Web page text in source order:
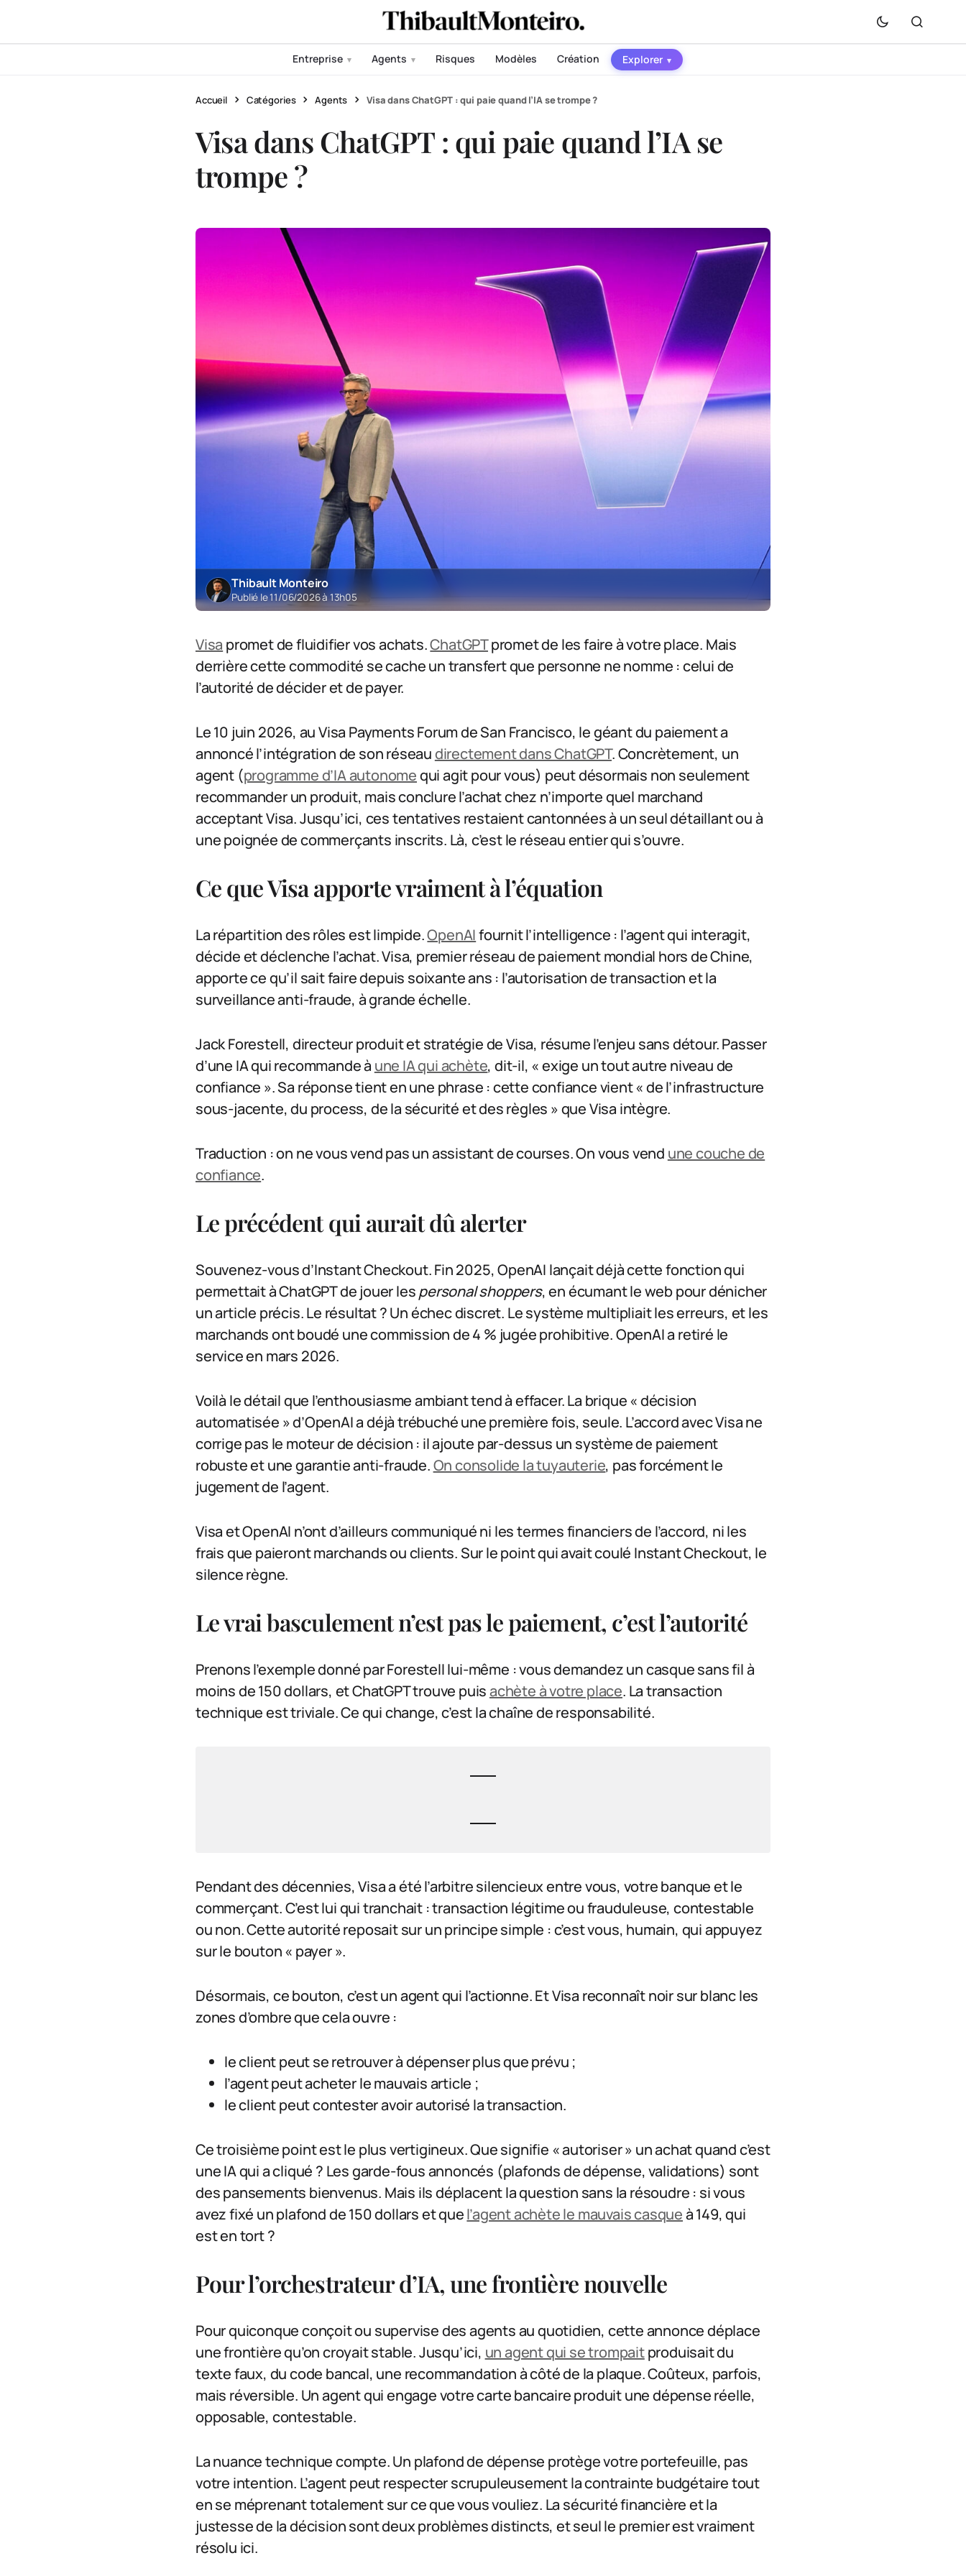
Entreprise ▾ Agents ▾ Risques Modèles Création Explorer ▾
Accueil Catégories Agents Visa dans ChatGPT : qui paie quand l’IA se trompe ?
Visa dans ChatGPT : qui paie quand l’IA se
trompe ?
Thibault Monteiro
Publié le 11/06/2026 à 13h05
Visa promet de fluidifier vos achats.ChatGPTpromet de les faire à votre place. Mais
derrière cette commodité se cache un transfert que personne ne nomme : celui de
l’autorité de décider et de payer.
Le 10 juin 2026, au Visa Payments Forum de San Francisco, le géant du paiement a
annoncé l’intégration de son réseaudirectement dans ChatGPT. Concrètement, un
agent (programme d’IA autonomequi agit pour vous) peut désormais non seulement
recommander un produit, mais conclure l’achat chez n’importe quel marchand
acceptant Visa. Jusqu’ici, ces tentatives restaient cantonnées à un seul détaillant ou à
une poignée de commerçants inscrits. Là, c’est le réseau entier qui s’ouvre.
Ce que Visa apporte vraiment à l’équation
La répartition des rôles est limpide.OpenAIfournit l’intelligence : l’agent qui interagit,
décide et déclenche l’achat. Visa, premier réseau de paiement mondial hors de Chine,
apporte ce qu’il sait faire depuis soixante ans : l’autorisation de transaction et la
surveillance anti-fraude, à grande échelle.
Jack Forestell, directeur produit et stratégie de Visa, résume l’enjeu sans détour. Passer
d’une IA qui recommande à une IA qui achète, dit-il, « exige un tout autre niveau de
confiance ». Sa réponse tient en une phrase : cette confiance vient « de l’infrastructure
sous-jacente, du process, de la sécurité et des règles » que Visa intègre.
Traduction : on ne vous vend pas un assistant de courses. On vous vend une couche de
confiance.
Le précédent qui aurait dû alerter
Souvenez-vous d’Instant Checkout. Fin 2025, OpenAI lançait déjà cette fonction qui
permettait à ChatGPT de jouer lespersonal shoppers, en écumant le web pour dénicher
un article précis. Le résultat ? Un échec discret. Le système multipliait les erreurs, et les
marchands ont boudé une commission de 4 % jugée prohibitive. OpenAI a retiré le
service en mars 2026.
Voilà le détail que l’enthousiasme ambiant tend à effacer. La brique « décision
automatisée » d’OpenAI a déjà trébuché une première fois, seule. L’accord avec Visa ne
corrige pas le moteur de décision : il ajoute par-dessus un système de paiement
robuste et une garantie anti-fraude.On consolide la tuyauterie, pas forcément le
jugement de l’agent.
Visa et OpenAI n’ont d’ailleurs communiqué ni les termes financiers de l’accord, ni les
frais que paieront marchands ou clients. Sur le point qui avait coulé Instant Checkout, le
silence règne.
Le vrai basculement n’est pas le paiement, c’est l’autorité
Prenons l’exemple donné par Forestell lui-même : vous demandez un casque sans fil à
moins de 150 dollars, et ChatGPT trouve puisachète à votre place. La transaction
technique est triviale. Ce qui change, c’est la chaîne de responsabilité.
Pendant des décennies, Visa a été l’arbitre silencieux entre vous, votre banque et le
commerçant. C’est lui qui tranchait : transaction légitime ou frauduleuse, contestable
ou non. Cette autorité reposait sur un principe simple : c’est vous, humain, qui appuyez
sur le bouton « payer ».
Désormais, ce bouton, c’est un agent qui l’actionne. Et Visa reconnaît noir sur blanc les
zones d’ombre que cela ouvre :
le client peut se retrouver à dépenser plus que prévu ;
l’agent peut acheter le mauvais article ;
le client peut contester avoir autorisé la transaction.
Ce troisième point est le plus vertigineux. Que signifie « autoriser » un achat quand c’est
une IA qui a cliqué ? Les garde-fous annoncés (plafonds de dépense, validations) sont
des pansements bienvenus. Mais ils déplacent la question sans la résoudre : si vous
avez fixé un plafond de 150 dollars et quel’agent achète le mauvais casqueà 149, qui
est en tort ?
Pour l’orchestrateur d’IA, une frontière nouvelle
Pour quiconque conçoit ou supervise des agents au quotidien, cette annonce déplace
une frontière qu’on croyait stable. Jusqu’ici, un agent qui se trompaitproduisait du
texte faux, du code bancal, une recommandation à côté de la plaque. Coûteux, parfois,
mais réversible. Un agent qui engage votre carte bancaire produit une dépense réelle,
opposable, contestable.
La nuance technique compte. Un plafond de dépense protège votre portefeuille, pas
votre intention. L’agent peut respecter scrupuleusement la contrainte budgétaire tout
en se méprenant totalement sur ce que vous vouliez. La sécurité financière et la
justesse de la décision sont deux problèmes distincts, et seul le premier est vraiment
résolu ici.